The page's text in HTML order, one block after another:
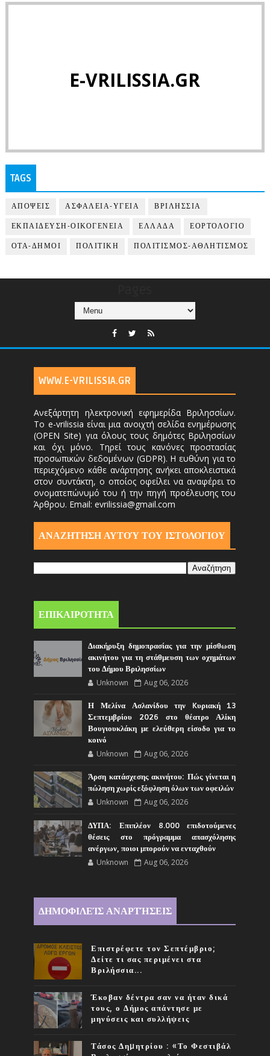
E-VRILISSIA.GR
TAGS
ΑΠΟΨΕΙΣ ΑΣΦΑΛΕΙΑ-ΥΓΕΙΑ ΒΡΙΛΗΣΣΙΑ
ΕΚΠΑΙΔΕΥΣΗ-ΟΙΚΟΓΕΝΕΙΑ ΕΛΛΑΔΑ ΕΟΡΤΟΛΟΓΙΟ
ΟΤΑ-ΔΗΜΟΙ ΠΟΛΙΤΙΚΗ ΠΟΛΙΤΙΣΜΟΣ-ΑΘΛΗΤΙΣΜΟΣ
WWW.E-VRILISSIA.GR
Ανεξάρτητη ηλεκτρονική εφημερίδα Βριλησσίων.
Το e-vrilissia είναι μια ανοιχτή σελίδα ενημέρωσης
(OPEN Site) για όλους τους δημότες Βριλησσίων
και όχι μόνο. Τηρεί τους κανόνες προστασίας
προσωπικών δεδομένων (GDPR). Η ευθύνη για το
περιεχόμενο κάθε ανάρτησης ανήκει αποκλειστικά
στον συντάκτη, ο οποίος οφείλει να αναφέρει το
ονοματεπώνυμό του ή την πηγή προέλευσης του
Άρθρου. Email: evrilissia@gmail.com
ΑΝΑΖΗΤΗΣΗ ΑΥΤΟΎ ΤΟΥ ΙΣΤΟΛΟΓΙΟΥ
ΕΠΙΚΑΙΡΟΤΗΤΑ
Διακήρυξη δημοπρασίας για την μίσθωση
ακινήτου για τη στάθμευση των οχημάτων
του Δήμου Βριλησσίων
Unknown Aug 06, 2026
Η Μελίνα Ασλανίδου την Kυριακή 13
Σεπτεμβρίου 2026 στο θέατρο Αλίκη
Βουγιουκλάκη με ελεύθερη είσοδο για το
κοινό
Unknown Aug 06, 2026
Άρση κατάσχεσης ακινήτου: Πώς γίνεται η
πώληση χωρίς εξόφληση όλων των οφειλών
Unknown Aug 06, 2026
ΔΥΠΑ: Επιπλέον 8.000 επιδοτούμενες
θέσεις στο πρόγραμμα απασχόλησης
ανέργων, ποιοι μπορούν να ενταχθούν
Unknown Aug 06, 2026
ΔΗΜΟΦΙΛΕΊΣ ΑΝΑΡΤΉΣΕΙΣ
Επιστρέφετε τον Σεπτέμβριο;
Δείτε τι σας περιμένει στα
Βριλήσσια...
Έκοβαν δέντρα σαν να ήταν δικά
τους, ο Δήμος απάντησε με
μηνύσεις και συλλήψεις
Τάσος Δηµητρίου : «Το Φεστιβάλ